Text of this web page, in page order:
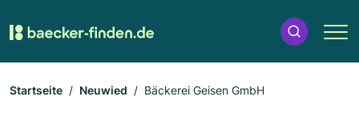
Startseite Neuwied Bäckerei Geisen GmbH